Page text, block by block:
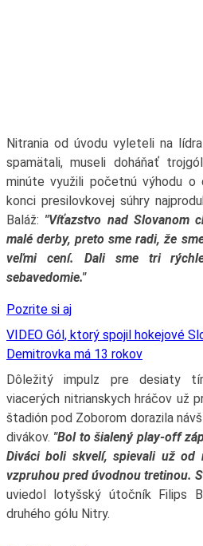
Nitrania od úvodu vyleteli na
spamätali, museli doháňať
minúte využili početnú výhodu
konci presilovkovej súhry
Baláž: "Víťazstvo nad Slovanom
malé derby, preto sme radi, že
veľmi cení. Dali sme tri
sebavedomie."
Pozrite si aj
VIDEO Gól, ktorý spojil hokejové
Demitrovka má 13 rokov
Dôležitý impulz pre desiaty
viacerých nitrianskych hráčov už
štadión pod Zoborom dorazila
divákov. "Bol to šialený play-off
Diváci boli skvelí, spievali už od
vzpruhou pred úvodnou tretinou.
uviedol lotyšský útočník Filips
druhého gólu Nitry.